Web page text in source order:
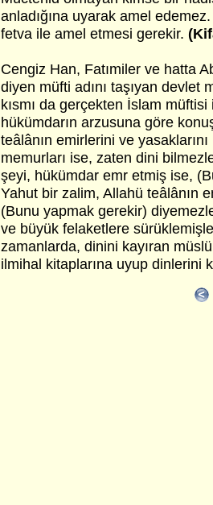
anladığına uyarak amel
fetva ile amel etmesi gerekir.
Cengiz Han, Fatımiler ve hatta
diyen müfti adını taşıyan devlet
kısmı da gerçekten İslam
hükümdarın arzusuna göre
teâlânın emirlerini ve
memurları ise, zaten dini
şeyi, hükümdar emr etmiş ise,
Yahut bir zalim, Allahü teâlânın
(Bunu yapmak gerekir)
ve büyük felaketlere
zamanlarda, dinini kayıran
ilmihal kitaplarına uyup dinlerini